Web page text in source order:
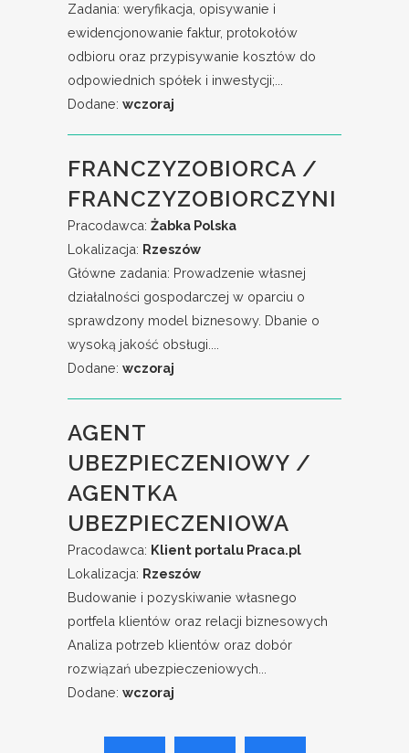
Zadania: weryfikacja, opisywanie i
ewidencjonowanie faktur, protokołów
odbioru oraz przypisywanie kosztów do
odpowiednich spółek i inwestycji;...
Dodane: wczoraj
FRANCZYZOBIORCA /
FRANCZYZOBIORCZYNI
Pracodawca: Żabka Polska
Lokalizacja: Rzeszów
Główne zadania: Prowadzenie własnej
działalności gospodarczej w oparciu o
sprawdzony model biznesowy. Dbanie o
wysoką jakość obsługi....
Dodane: wczoraj
AGENT
UBEZPIECZENIOWY /
AGENTKA
UBEZPIECZENIOWA
Pracodawca: Klient portalu Praca.pl
Lokalizacja: Rzeszów
Budowanie i pozyskiwanie własnego
portfela klientów oraz relacji biznesowych
Analiza potrzeb klientów oraz dobór
rozwiązań ubezpieczeniowych...
Dodane: wczoraj